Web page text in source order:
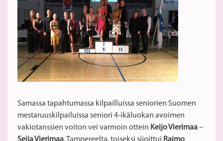
Samassa tapahtumassa kilpailluissa seniorien Suomen
mestaruuskilpailuissa seniori 4-ikäluokan avoimen
vakiotanssien voiton vei varmoin ottein Keijo Vierimaa–